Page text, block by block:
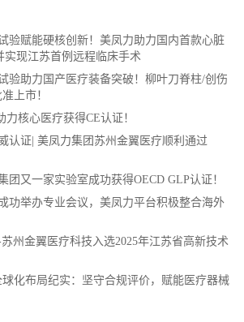
验赋能硬核创新！美凤力助力国内首款心脏
实现江苏首例远程临床手术
验助力国产医疗装备突破！柳叶刀脊柱/创伤
上市！
核心医疗获得CE认证！
认证| 美凤力集团苏州金翼医疗顺利通过
团又一家实验室成功获得OECD GLP认证！
功举办专业会议，美凤力平台积极整合海外
州金翼医疗科技入选2025年江苏省高新技术
化布局纪实：坚守合规评价，赋能医疗器械